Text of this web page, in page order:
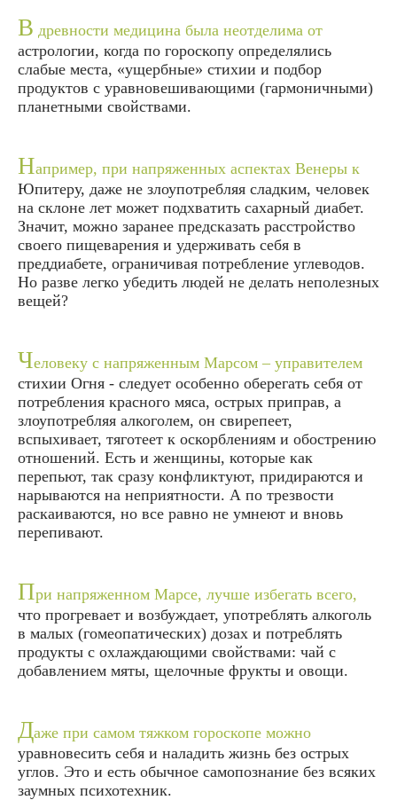
В древности медицина была неотделима от
астрологии, когда по гороскопу определялись
слабые места, «ущербные» стихии и подбор
продуктов с уравновешивающими (гармоничными)
планетными свойствами.
Например, при напряженных аспектах Венеры к
Юпитеру, даже не злоупотребляя сладким, человек
на склоне лет может подхватить сахарный диабет.
Значит, можно заранее предсказать расстройство
своего пищеварения и удерживать себя в
преддиабете, ограничивая потребление углеводов.
Но разве легко убедить людей не делать неполезных
вещей?
Человеку с напряженным Марсом – управителем
стихии Огня - следует особенно оберегать себя от
потребления красного мяса, острых приправ, а
злоупотребляя алкоголем, он свирепеет,
вспыхивает, тяготеет к оскорблениям и обострению
отношений. Есть и женщины, которые как
перепьют, так сразу конфликтуют, придираются и
нарываются на неприятности. А по трезвости
раскаиваются, но все равно не умнеют и вновь
перепивают.
При напряженном Марсе, лучше избегать всего,
что прогревает и возбуждает, употреблять алкоголь
в малых (гомеопатических) дозах и потреблять
продукты с охлаждающими свойствами: чай с
добавлением мяты, щелочные фрукты и овощи.
Даже при самом тяжком гороскопе можно
уравновесить себя и наладить жизнь без острых
углов. Это и есть обычное самопознание без всяких
заумных психотехник.